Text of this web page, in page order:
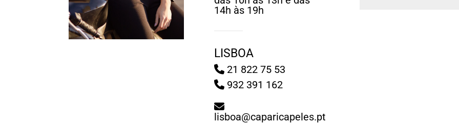
14h às 19h
LISBOA
21 822 75 53
932 391 162
lisboa@caparicapeles.pt